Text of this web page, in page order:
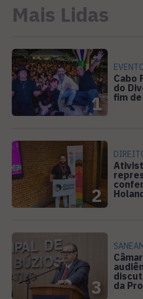
Mais Lidas
1
Cabo
do
fim
2
3
da